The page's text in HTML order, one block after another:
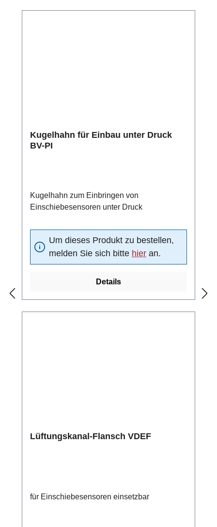
Kugelhahn für Einbau unter Druck
BV-PI
Kugelhahn zum Einbringen von
Einschiebesensoren unter Druck
Um dieses Produkt zu bestellen,
melden Sie sich bitte hier an.
Details
Lüftungskanal-Flansch VDEF
für Einschiebesensoren einsetzbar